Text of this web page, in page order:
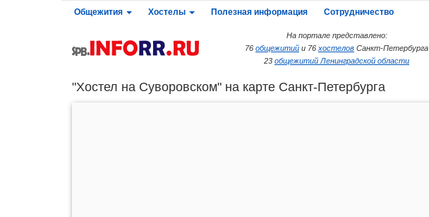
Общежития Хостелы Полезная информация Сотрудничество
На портале представлено:
76 общежитий и 76 хостелов Санкт-Петербурга
23 общежитий Ленинградской области
"Хостел на Суворовском" на карте Санкт-Петербурга